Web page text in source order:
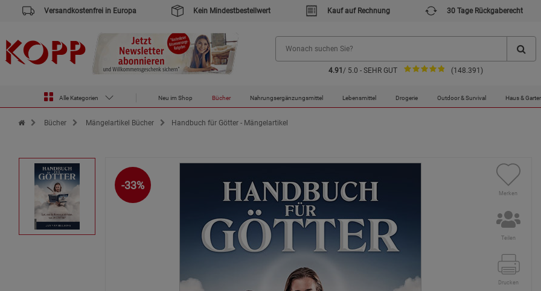
Versandkostenfrei in Europa Kein Mindestbestellwert Kauf auf Rechnung 30 Tage Rückgaberecht
4.91 / 5.0 - SEHR GUT (148.391)
Alle Kategorien Neu im Shop Bücher Nahrungsergänzungsmittel Lebensmittel Drogerie Outdoor & Survival Haus &
Zur Startseite des Kopp Verlag Online-Shop
Bücher Mängelartikel Bücher Handbuch für Götter - Mängelartikel
-33%
Merken
Teilen
Drucken